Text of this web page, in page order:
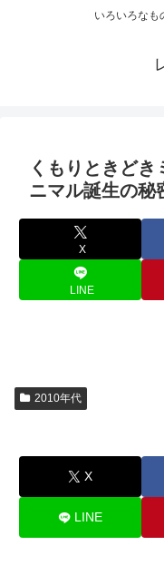
いろいろなも
くもりときど
ニマル誕生の秘
X
LINE
2010年代
X
LINE